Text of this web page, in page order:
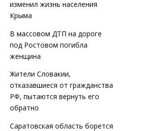
изменил жизнь населения
Крыма
В массовом ДТП на дороге
под Ростовом погибла
женщина
Жители Словакии,
отказавшиеся от гражданства
РФ, пытаются вернуть его
обратно
Саратовская область борется